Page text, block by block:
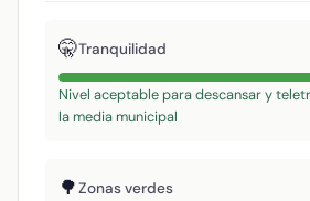
🤫Tranquilidad
Nivel aceptable para descansar y
la media municipal
🌳Zonas verdes